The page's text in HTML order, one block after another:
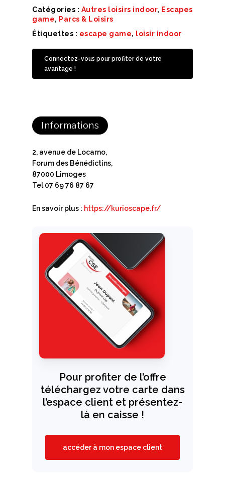
Catégories : Autres loisirs indoor, Escapes
game, Parcs & Loisirs
Étiquettes : escape game, loisir indoor
Connectez-vous pour profiter de votre
avantage !
Informations
2, avenue de Locarno,
Forum des Bénédictins,
87000 Limoges
Tel 07 69 76 87 67
En savoir plus : https://kurioscape.fr/
Pour profiter de l’offre
téléchargez votre carte dans
l’espace client et présentez-
là en caisse !
accéder à mon espace client